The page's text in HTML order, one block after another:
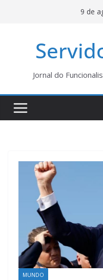
9 de
Jornal do
MUNDO